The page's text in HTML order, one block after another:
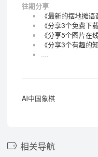
往期分享
《最新的摆地摊语
《分享3个免费下
《分享5个图片在
《分享3个有趣的
....
AI中国象棋
相关导航